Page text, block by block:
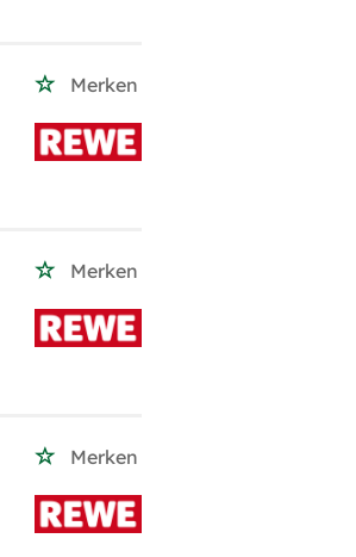
Merken
Merken
Merken